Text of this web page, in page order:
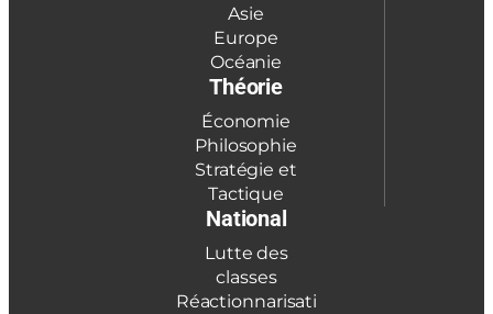
Asie
Europe
Océanie
Théorie
Économie
Philosophie
Stratégie et
Tactique
National
Lutte des
classes
Réactionnarisati